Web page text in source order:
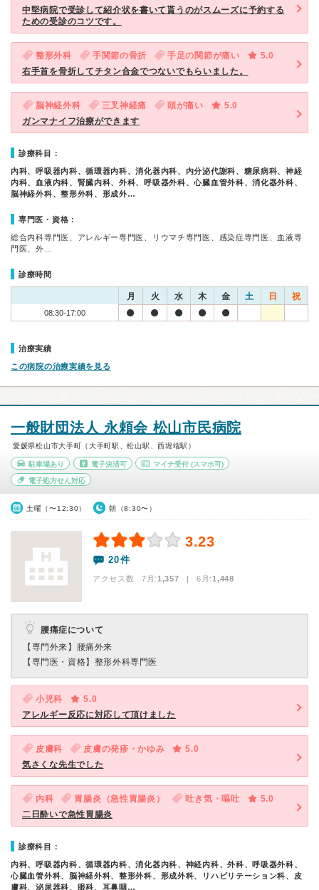
中堅病院で受診して紹介状を書いて貰うのがスムーズに予約する
ための受診のコツです。
整形外科 手関節の骨折 手足の関節が痛い
5.0
右手首を骨折してチタン合金でつないでもらいました。
脳神経外科 三叉神経痛 頭が痛い
5.0
ガンマナイフ治療ができます
診療科目：
内科、呼吸器内科、循環器内科、消化器内科、内分泌代謝科、糖尿病科、神経
内科、血液内科、腎臓内科、外科、呼吸器外科、心臓血管外科、消化器外科、
脳神経外科、整形外科、形成外…
専門医・資格：
総合内科専門医、アレルギー専門医、リウマチ専門医、感染症専門医、血液専
門医、外…
診療時間
月 火 水 木 金 土 日 祝
08:30-17:00
治療実績
この病院の治療実績を見る
一般財団法人 永頼会 松山市民病院
愛媛県松山市大手町（大手町駅、松山駅、西堀端駅）
駐車場あり 電子決済可 マイナ受付 (スマホ可)
電子処方せん対応
土曜（〜12:30） 朝（8:30〜）
3.23
20件
アクセス数 7月:1,357 | 6月:1,448
腰痛症について
【専門外来】
腰痛外来
【専門医・資格】 整形外科専門医
小児科
5.0
アレルギー反応に対応して頂けました
皮膚科 皮膚の発疹・かゆみ
5.0
気さくな先生でした
内科 胃腸炎（急性胃腸炎） 吐き気・嘔吐
5.0
二日酔いで急性胃腸炎
診療科目：
内科、呼吸器内科、循環器内科、消化器内科、神経内科、外科、呼吸器外科、
心臓血管外科、脳神経外科、整形外科、形成外科、リハビリテーション科、皮
膚科、泌尿器科、眼科、耳鼻咽…